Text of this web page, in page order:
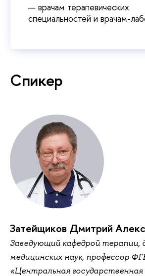
рачам терапевических
специальностей и врачам-
Спикер
Затейщиков Дмитрий
Заведующий кафедрой терапии,
медицинских наук, профессор
«Центральная